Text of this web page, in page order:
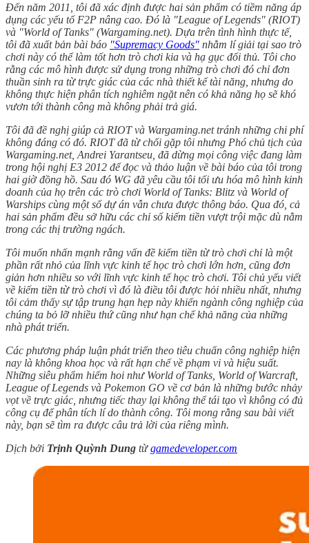
Đến năm 2011, tôi đã xác định được hai sản phẩm có tiềm năng áp
dụng các yếu tố F2P nâng cao. Đó là "League of Legends" (RIOT)
và "World of Tanks" (Wargaming.net). Dựa trên tình hình thực tế,
tôi đã xuất bản bài báo "Supremacy Goods" nhằm lí giải tại sao trò
chơi này có thể làm tốt hơn trò chơi kia và hạ gục đối thủ. Tôi cho
rằng các mô hình được sử dụng trong những trò chơi đó chỉ đơn
thuần sinh ra từ trực giác của các nhà thiết kế tài năng, nhưng do
không thực hiện phân tích nghiêm ngặt nên có khả năng họ sẽ khó
vươn tới thành công mà không phải trả giá.
Tôi đã đề nghị giúp cả RIOT và Wargaming.net tránh những chi phí
không đáng có đó. RIOT đã từ chối gặp tôi nhưng Phó chủ tịch của
Wargaming.net, Andrei Yarantseu, đã dừng mọi công việc đang làm
trong hội nghị E3 2012 để đọc và thảo luận về bài báo của tôi trong
hai giờ đồng hồ. Sau đó WG đã yêu cầu tôi tối ưu hóa mô hình kinh
doanh của họ trên các trò chơi World of Tanks: Blitz và World of
Warships cùng một số dự án vẫn chưa được thông báo. Qua đó, cả
hai sản phẩm đều sở hữu các chỉ số kiếm tiền vượt trội mặc dù nằm
trong các thị trường ngách.
Tôi muốn nhấn mạnh rằng vấn đề kiếm tiền từ trò chơi chỉ là một
phần rất nhỏ của lĩnh vực kinh tế học trò chơi lớn hơn, cũng đơn
giản hơn nhiều so với lĩnh vực kinh tế học trò chơi. Tôi chủ yếu viết
về kiếm tiền từ trò chơi vì đó là điều tôi được hỏi nhiều nhất, nhưng
tôi cảm thấy sự tập trung hạn hẹp này khiến ngành công nghiệp của
chúng ta bỏ lỡ nhiều thứ cũng như hạn chế khả năng của những
nhà phát triển.
Các phương pháp luận phát triển theo tiêu chuẩn công nghiệp hiện
nay là không khoa học và rất hạn chế về phạm vi và hiệu suất.
Những siêu phẩm hiếm hoi như World of Tanks, World of Warcraft,
League of Legends và Pokemon GO về cơ bản là những bước nhảy
vọt về trực giác, nhưng tiếc thay lại không thể tái tạo vì không có đủ
công cụ để phân tích lí do thành công. Tôi mong rằng sau bài viết
này, bạn sẽ tìm ra được câu trả lời của riêng mình.
Dịch bởi Trịnh Quỳnh Dung từgamedeveloper.com